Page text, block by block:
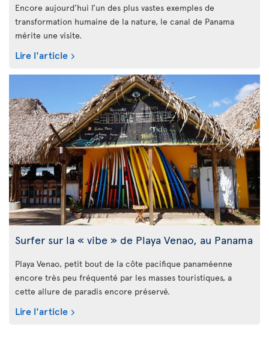
Encore aujourd’hui l’un des plus vastes exemples de
transformation humaine de la nature, le canal de Panama
mérite une visite.
Lire l'article
Surfer sur la « vibe » de Playa Venao, au Panama
Playa Venao, petit bout de la côte pacifique panaméenne
encore très peu fréquenté par les masses touristiques, a
cette allure de paradis encore préservé.
Lire l'article